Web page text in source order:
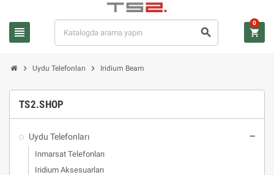
view_headline search shopping_cart
0
chevron_right Uydu Telefonları chevron_right Iridium Beam
TS2.SHOP
Uydu Telefonları remove
Inmarsat Telefonları
Iridium Aksesuarları